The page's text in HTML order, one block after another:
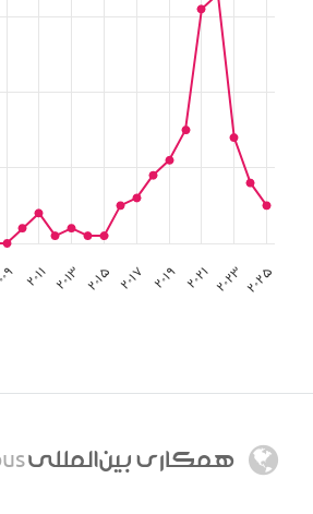
۲۰۱۱ ۲۰۱۳ ۲۰۱۵ ۲۰۱۷ ۲۰۱۹ ۲۰۲۱۲۰۲۳۲۰۲۵
همکاري بين‌المللي